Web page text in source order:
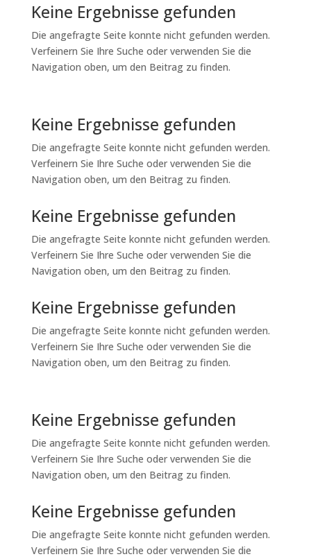
Keine Ergebnisse gefunden
Die angefragte Seite konnte nicht gefunden werden.
Verfeinern Sie Ihre Suche oder verwenden Sie die
Navigation oben, um den Beitrag zu finden.
Keine Ergebnisse gefunden
Die angefragte Seite konnte nicht gefunden werden.
Verfeinern Sie Ihre Suche oder verwenden Sie die
Navigation oben, um den Beitrag zu finden.
Keine Ergebnisse gefunden
Die angefragte Seite konnte nicht gefunden werden.
Verfeinern Sie Ihre Suche oder verwenden Sie die
Navigation oben, um den Beitrag zu finden.
Keine Ergebnisse gefunden
Die angefragte Seite konnte nicht gefunden werden.
Verfeinern Sie Ihre Suche oder verwenden Sie die
Navigation oben, um den Beitrag zu finden.
Keine Ergebnisse gefunden
Die angefragte Seite konnte nicht gefunden werden.
Verfeinern Sie Ihre Suche oder verwenden Sie die
Navigation oben, um den Beitrag zu finden.
Keine Ergebnisse gefunden
Die angefragte Seite konnte nicht gefunden werden.
Verfeinern Sie Ihre Suche oder verwenden Sie die